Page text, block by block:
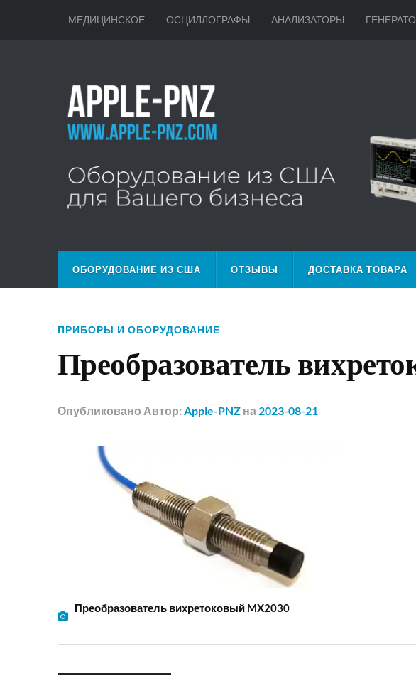
МЕДИЦИНСКОЕ ОСЦИЛЛОГРАФЫ АНАЛИЗАТОРЫ
ОБОРУДОВАНИЕ ИЗ США ОТЗЫВЫ ДОСТАВКА ТОВАРА
ПРИБОРЫ И ОБОРУДОВАНИЕ
Преобразователь
Опубликовано Автор: Apple-PNZ на 2023-08-21
Преобразователь вихретоковый MX2030